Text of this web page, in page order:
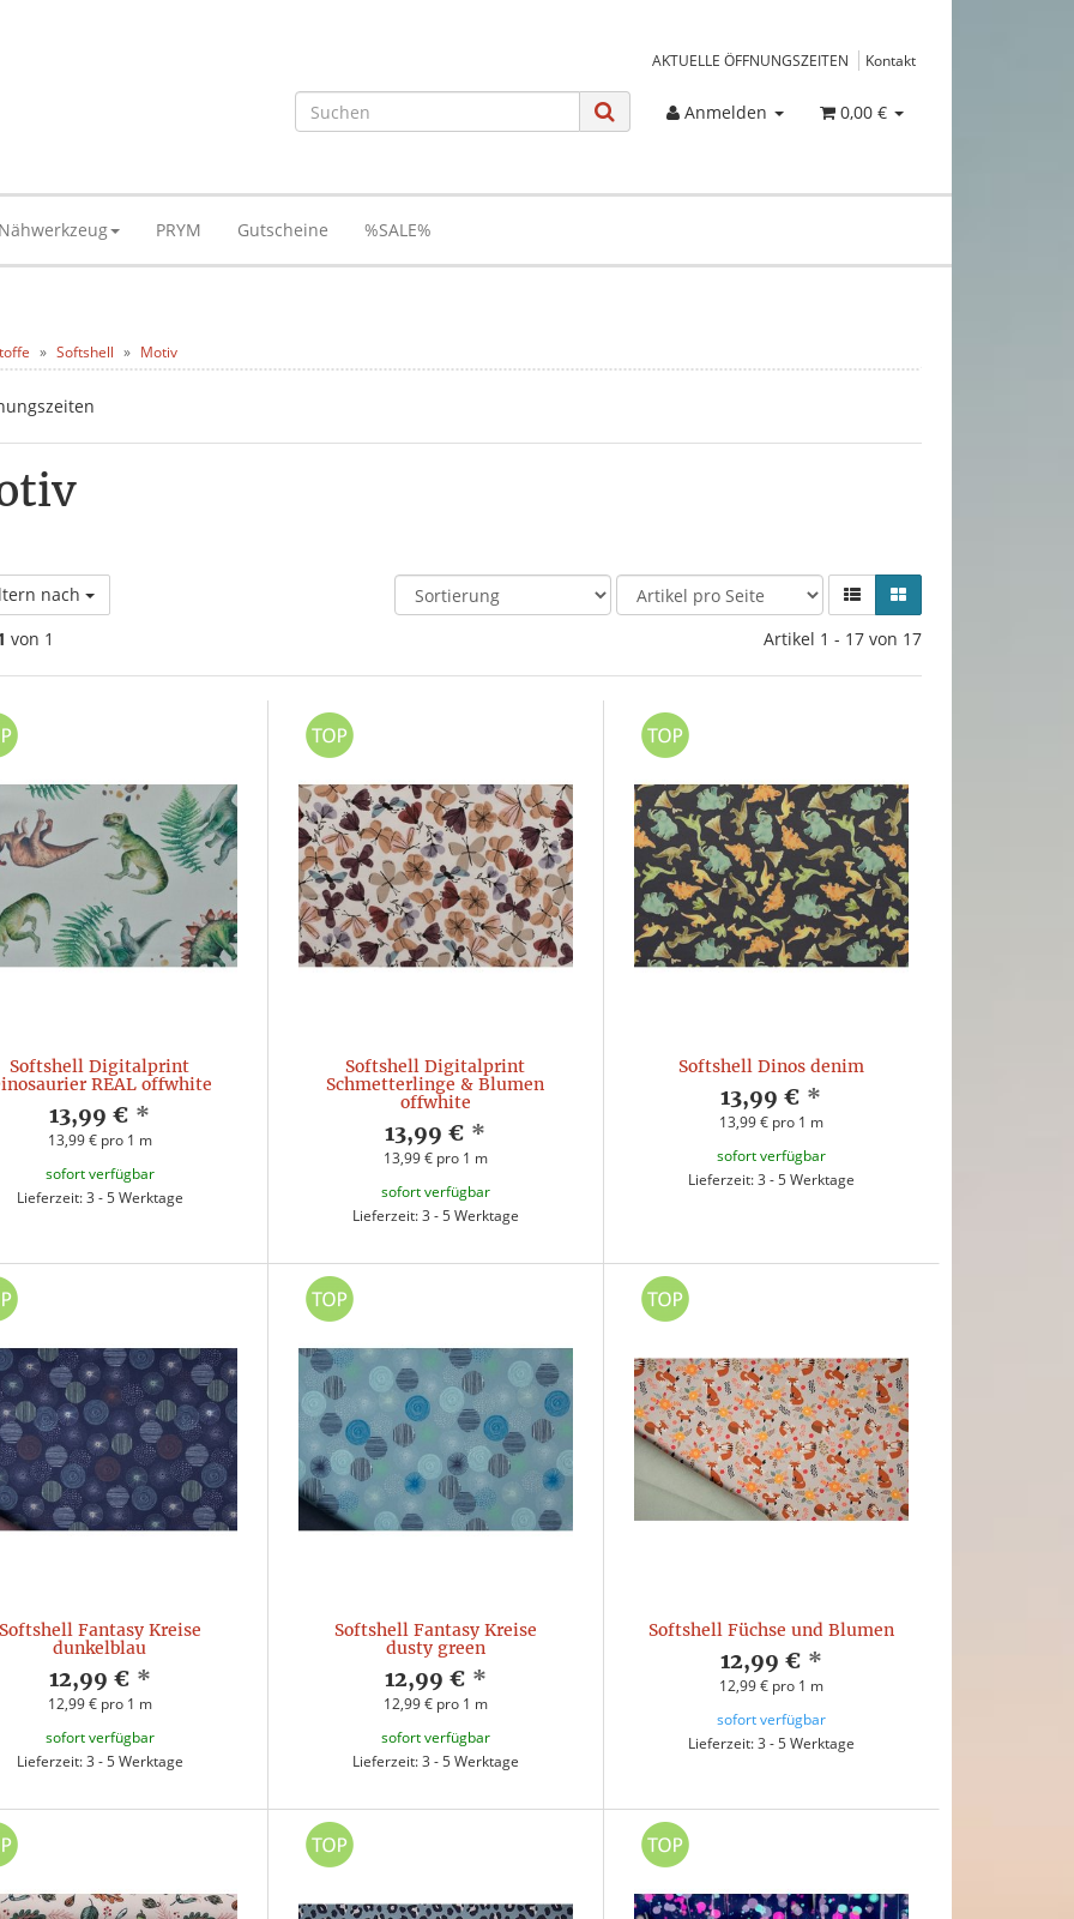
AKTUELLE ÖFFNUNGSZEITEN Kontakt
Anmelden 0,00 €
PRYM Gutscheine %SALE%
Softshell Motiv
nach
von 1 Artikel 1 - 17 von 17
Softshell Digitalprint
REAL offwhite
13,99 € *
13,99 € pro 1 m
sofort verfügbar
Lieferzeit: 3 - 5 Werktage
Softshell Digitalprint
Schmetterlinge & Blumen
offwhite
13,99 € *
13,99 € pro 1 m
sofort verfügbar
Lieferzeit: 3 - 5 Werktage
Softshell Dinos denim
13,99 € *
13,99 € pro 1 m
sofort verfügbar
Lieferzeit: 3 - 5 Werktage
Fantasy Kreise
dunkelblau
12,99 € *
12,99 € pro 1 m
sofort verfügbar
Lieferzeit: 3 - 5 Werktage
Softshell Fantasy Kreise
dusty green
12,99 € *
12,99 € pro 1 m
sofort verfügbar
Lieferzeit: 3 - 5 Werktage
Softshell Füchse und Blumen
12,99 € *
12,99 € pro 1 m
sofort verfügbar
Lieferzeit: 3 - 5 Werktage